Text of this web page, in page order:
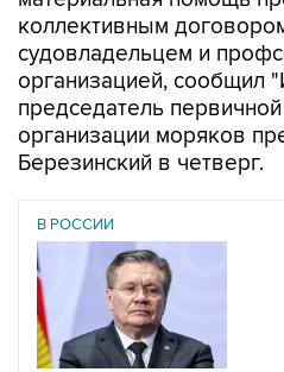
коллективным
судовладельцем и
организацией, сообщил
председатель
организации моряков
Березинский в четверг.
В РОССИИ